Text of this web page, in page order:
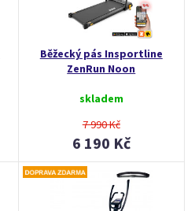
Běžecký pás Insportline
ZenRun Noon
skladem
7 990 Kč
6 190 Kč